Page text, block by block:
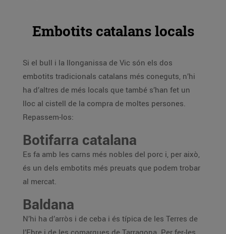
Embotits catalans locals
Si el bull i la llonganissa de Vic són els dos
embotits tradicionals catalans més coneguts, n’hi
ha d’altres de més locals que també s’han fet un
lloc al cistell de la compra de moltes persones.
Repassem-los:
Botifarra catalana
Es fa amb les carns més nobles del porc i, per això,
és un dels embotits més preuats que podem trobar
al mercat.
Baldana
N’hi ha d’arròs i de ceba i és típica de les Terres de
l’Ebre i de les comarques de Tarragona. Per fer-les,